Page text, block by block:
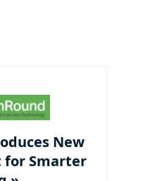
New
for Smarter